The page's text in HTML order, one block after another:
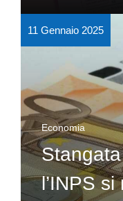
11 Gennaio 2025
Economia
l’INPS